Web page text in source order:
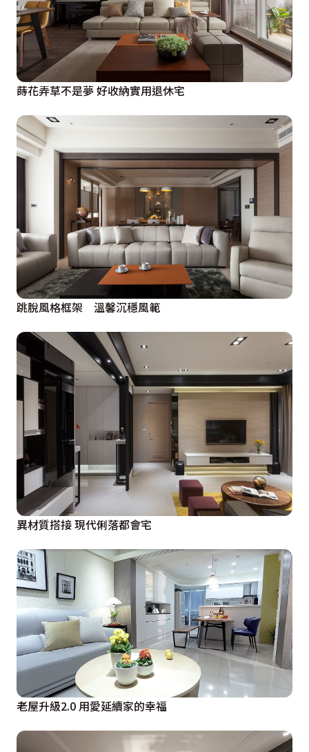
蒔花弄草不是夢 好收納實用退休宅
跳脫風格框架 溫馨沉穩風範
異材質搭接 現代俐落都會宅
老屋升級2.0 用愛延續家的幸福